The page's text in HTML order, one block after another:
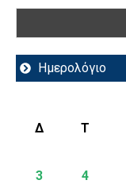
Ημερολόγιο
Δ Τ
3
4